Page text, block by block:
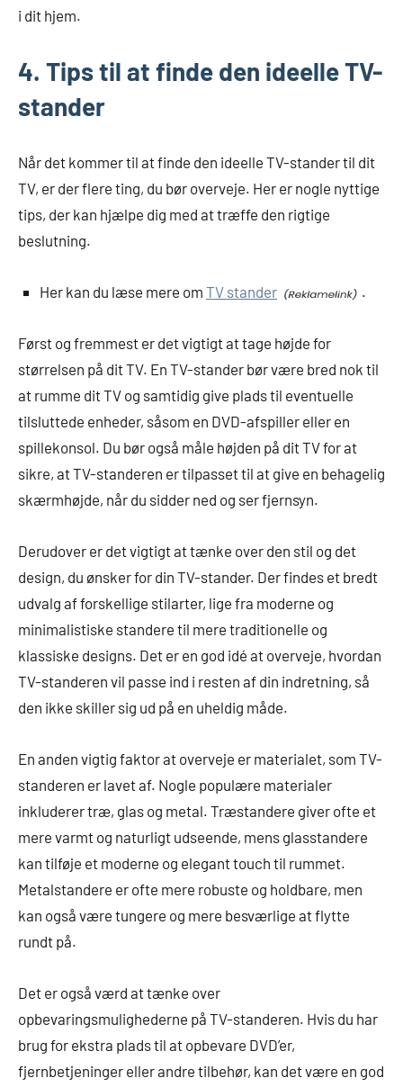
i dit hjem.
4. Tips til at finde den ideelle TV-
stander
Når det kommer til at finde den ideelle TV-stander til dit
TV, er der flere ting, du bør overveje. Her er nogle nyttige
tips, der kan hjælpe dig med at træffe den rigtige
beslutning.
Her kan du læse mere om TV stander .
Først og fremmest er det vigtigt at tage højde for
størrelsen på dit TV. En TV-stander bør være bred nok til
at rumme dit TV og samtidig give plads til eventuelle
tilsluttede enheder, såsom en DVD-afspiller eller en
spillekonsol. Du bør også måle højden på dit TV for at
sikre, at TV-standeren er tilpasset til at give en behagelig
skærmhøjde, når du sidder ned og ser fjernsyn.
Derudover er det vigtigt at tænke over den stil og det
design, du ønsker for din TV-stander. Der findes et bredt
udvalg af forskellige stilarter, lige fra moderne og
minimalistiske standere til mere traditionelle og
klassiske designs. Det er en god idé at overveje, hvordan
TV-standeren vil passe ind i resten af din indretning, så
den ikke skiller sig ud på en uheldig måde.
En anden vigtig faktor at overveje er materialet, som TV-
standeren er lavet af. Nogle populære materialer
inkluderer træ, glas og metal. Træstandere giver ofte et
mere varmt og naturligt udseende, mens glasstandere
kan tilføje et moderne og elegant touch til rummet.
Metalstandere er ofte mere robuste og holdbare, men
kan også være tungere og mere besværlige at flytte
rundt på.
Det er også værd at tænke over
opbevaringsmulighederne på TV-standeren. Hvis du har
brug for ekstra plads til at opbevare DVD’er,
fjernbetjeninger eller andre tilbehør, kan det være en god